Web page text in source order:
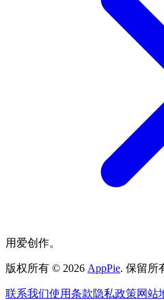
用爱创作。
版权所有 © 2026 AppPie. 保留所
联系我们使用条款隐私政策网站